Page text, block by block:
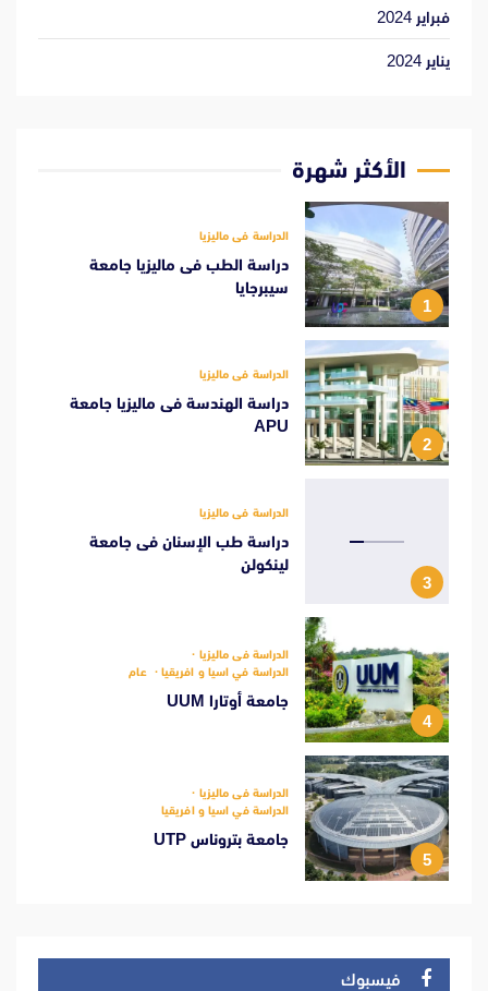
فبراير 2024
يناير 2024
الأكثر شهرة
1
الدراسة فى ماليزيا
دراسة الطب فى ماليزيا جامعة
سيبرجايا
2
الدراسة فى ماليزيا
دراسة الهندسة فى ماليزيا جامعة
APU
3
الدراسة فى ماليزيا
دراسة طب الإسنان فى جامعة
لينكولن
4
الدراسة فى ماليزيا
الدراسة في اسيا و افريقيا
عام
جامعة أوتارا UUM
5
الدراسة فى ماليزيا
الدراسة في اسيا و افريقيا
جامعة بتروناس UTP
فيسبوك